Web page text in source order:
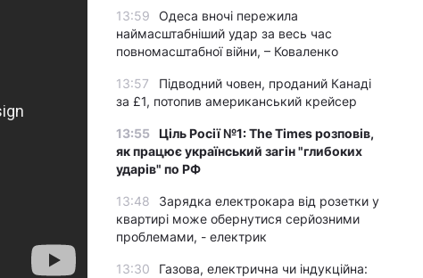
13:59
Одеса вночі пережила
наймасштабніший удар за весь час
повномасштабної війни, – Коваленко
13:57
Підводний човен, проданий Канаді
за £1, потопив американський крейсер
13:55 Ціль Росії №1: The Times розповів,
як працює український загін "глибоких
ударів" по РФ
13:48
Зарядка електрокара від розетки у
квартирі може обернутися серйозними
проблемами, - електрик
13:30
Газова, електрична чи індукційна: